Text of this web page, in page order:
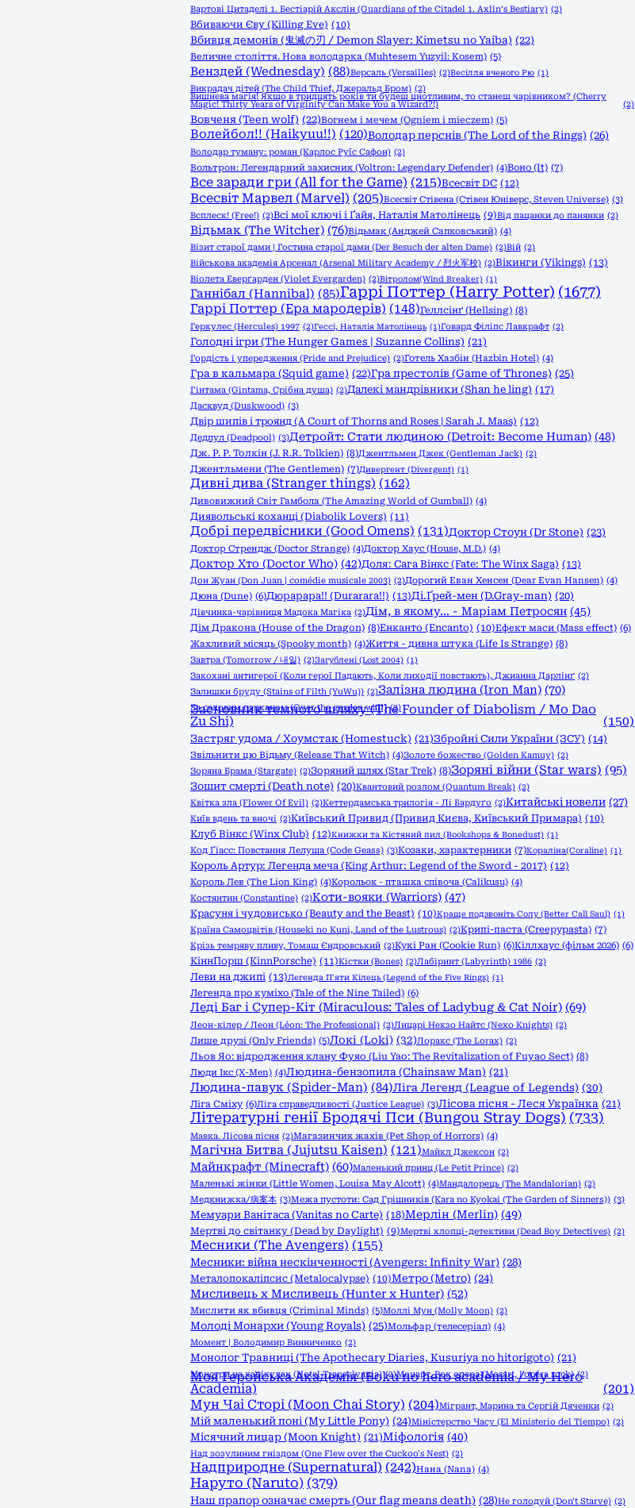
Вартові Цитаделі 1. Бестіарій Акслін (Guardians of the Citadel 1. Axlin’s Bestiary) (2)
Вбиваючи Єву (Killing Eve) (10)
Вбивця демонів (鬼滅の刃 / Demon Slayer: Kimetsu no Yaiba) (22)
Величне століття. Нова володарка (Muhtesem Yuzyil: Kosem) (5)
Венздей (Wednesday) (88)Версаль (Versailles) (2)Весілля вченого Рю (1)
Викрадач дітей (The Child Thief, Джеральд Бром) (2)
Вишнева магія! Якщо в тридцять років ти будеш цнотливим, то станеш чарівником? (Cherry
Magic! Thirty Years of Virginity Can Make You a Wizard?!) (2)
Вовченя (Teen wolf) (22)Вогнем і мечем (Ogniem i mieczem) (5)
Волейбол!! (Haikyuu!!) (120)Володар перснів (The Lord of the Rings) (26)
Володар туману: роман (Карлос Руїс Сафон) (2)
Вольтрон: Легендарний захисник (Voltron: Legendary Defender) (4)Воно (It) (7)
Все заради гри (All for the Game) (215)Всесвіт DC (12)
Всесвіт Марвел (Marvel) (205)Всесвіт Стівена (Стівен Юніверс, Steven Universe) (3)
Всплеск! (Free!) (2)Всі мої ключі і Ґайя, Наталія Матолінець (9)Від пацанки до панянки (2)
Відьмак (The Witcher) (76)Відьмак (Анджей Сапковський) (4)
Візит старої дами | Гостина старої дами (Der Besuch der alten Dame) (2)Вій (2)
Військова академія Арсенал (Arsenal Military Academy / 烈火军校) (2)Вікинги (Vikings) (13)
Віолета Еверґарден (Violet Evergarden) (2)Вітролом(Wind Breaker) (1)
Ганнібал (Hannibal) (85)Гаррі Поттер (Harry Potter) (1677)
Гаррі Поттер (Ера мародерів) (148)Геллсінґ (Hellsing) (8)
Геркулес (Hercules) 1997 (2)Гессі, Наталія Матолінець (1)Говард Філіпс Лавкрафт (2)
Голодні ігри (The Hunger Games | Suzanne Collins) (21)
Гордість і упередження (Pride and Prejudice) (2)Готель Хазбін (Hazbin Hotel) (4)
Гра в кальмара (Squid game) (22)Гра престолів (Game of Thrones) (25)
Гінтама (Gintama, Срібна душа) (2)Далекі мандрівники (Shan he ling) (17)
Дасквуд (Duskwood) (3)
Двір шипів і троянд (A Court of Thorns and Roses | Sarah J. Maas) (12)
Дедпул (Deadpool) (3)Детройт: Стати людиною (Detroit: Become Human) (48)
Дж. Р. Р. Толкін (J. R.R. Tolkien) (8)Джентльмен Джек (Gentleman Jack) (2)
Джентльмени (The Gentlemen) (7)Дивергент (Divergent) (1)
Дивні дива (Stranger things) (162)
Дивовижний Світ Гамбола (The Amazing World of Gumball) (4)
Диявольські коханці (Diabolik Lovers) (11)
Добрі передвісники (Good Omens) (131)Доктор Стоун (Dr Stone) (23)
Доктор Стрендж (Doctor Strange) (4)Доктор Хаус (House, M.D.) (4)
Доктор Хто (Doctor Who) (42)Доля: Сага Вінкс (Fate: The Winx Saga) (13)
Дон Жуан (Don Juan | comédie musicale 2003) (2)Дорогий Еван Хенсен (Dear Evan Hansen) (4)
Дюна (Dune) (6)Дюрарара!! (Durarara!!) (13)Ді.Ґрей-мен (D.Gray-man) (20)
Дівчинка-чарівниця Мадока Магіка (2)Дім, в якому… - Маріам Петросян (45)
Дім Дракона (House of the Dragon) (8)Енканто (Encanto) (10)Ефект маси (Mass effect) (6)
Жахливий місяць (Spooky month) (4)Життя - дивна штука (Life Is Strange) (8)
Завтра (Tomorrow / 내일) (2)Загублені (Lost 2004) (1)
Закохані антигерої (Коли герої Падають, Коли лиходії повстають), Джианна Дарлінґ (2)
Залишки бруду (Stains of Filth (YuWu)) (2)Залізна людина (Iron Man) (70)
За садовим парканом (Over the garden wall) (2)
Засновник темного шляху (The Founder of Diabolism / Mo Dao
Zu Shi)
(150)
Застряг удома / Хоумстак (Homestuck) (21)Збройні Сили України (ЗСУ) (14)
Звільнити цю Відьму (Release That Witch) (4)Золоте божество (Golden Kamuy) (2)
Зоряна Брама (Stargate) (2)Зоряний шлях (Star Trek) (8)Зоряні війни (Star wars) (95)
Зошит смерті (Death note) (20)Квантовий розлом (Quantum Break) (2)
Квітка зла (Flower Of Evil) (2)Кеттердамська трилогія - Лі Бардуґо (2)Китайські новели (27)
Київ вдень та вночі (2)Київський Привид (Привид Києва, Київський Примара) (10)
Клуб Вінкс (Winx Club) (12)Книжки та Кістяний пил (Bookshops & Bonedust) (1)
Код Ґіасс: Повстання Лелуша (Code Geass) (3)Козаки, характерники (7)Кораліна(Coraline) (1)
Король Артур: Легенда меча (King Arthur: Legend of the Sword - 2017) (12)
Король Лев (The Lion King) (4)Корольок - пташка співоча (Calikusu) (4)
Костянтин (Constantine) (2)Коти-вояки (Warriors) (47)
Красуня і чудовисько (Beauty and the Beast) (10)Краще подзвоніть Солу (Better Call Saul) (1)
Країна Самоцвітів (Houseki no Kuni, Land of the Lustrous) (2)Крипі-паста (Creepypasta) (7)
Крізь темряву пливу, Томаш Єндровський (2)Кукі Ран (Cookie Run) (6)Кіллхаус (фільм 2026) (6)
КіннПорш (KinnPorsche) (11)Кістки (Bones) (2)Лабіринт (Labyrinth) 1986 (2)
Леви на джипі (13)Легенда П'яти Кілець (Legend of the Five Rings) (1)
Легенда про куміхо (Tale of the Nine Tailed) (6)
Леді Баг і Супер-Кіт (Miraculous: Tales of Ladybug & Cat Noir) (69)
Леон-кілер / Леон (Léon: The Professional) (2)Лицарі Некзо Найтс (Nexo Knights) (2)
Лише друзі (Only Friends) (5)Локі (Loki) (32)Лоракс (The Lorax) (2)
Льов Яо: відродження клану Фуяо (Liu Yao: The Revitalization of Fuyao Sect) (8)
Люди Ікс (X-Men) (4)Людина-бензопила (Chainsaw Man) (21)
Людина-павук (Spider-Man) (84)Ліга Легенд (League of Legends) (30)
Ліга Сміху (6)Ліга справедливості (Justice League) (3)Лісова пісня - Леся Українка (21)
Літературні генії Бродячі Пси (Bungou Stray Dogs) (733)
Мавка. Лісова пісня (2)Магазинчик жахів (Pet Shop of Horrors) (4)
Магічна Битва (Jujutsu Kaisen) (121)Майкл Джексон (2)
Майнкрафт (Minecraft) (60)Маленький принц (Le Petit Prince) (2)
Маленькі жінки (Little Women, Louisa May Alcott) (4)Мандалорець (The Mandalorian) (2)
Медкнижка/病案本 (3)Межа пустоти: Сад Грішників (Kara no Kyokai (The Garden of Sinners)) (3)
Мемуари Ванітаса (Vanitas no Carte) (18)Мерлін (Merlin) (49)
Мертві до світанку (Dead by Daylight) (9)Мертві хлопці-детективи (Dead Boy Detectives) (2)
Месники (The Avengers) (155)
Месники: війна нескінченності (Avengers: Infinity War) (28)
Металопокаліпсис (Metalocalypse) (10)Метро (Metro) (24)
Мисливець х Мисливець (Hunter x Hunter) (52)
Мислити як вбивця (Criminal Minds) (5)Моллі Мун (Molly Moon) (2)
Молоді Монархи (Young Royals) (25)Мольфар (телесеріал) (4)
Момент | Володимир Винниченко (2)
Монолог Травниці (The Apothecary Diaries, Kusuriya no hitorigoto) (21)
Монстри на канікулах (Hotel Transylvania) (2)Моцарт. Рок опера (Mozart, l'opéra rock) (2)
Моя Геройська Академія (Boku no hero academia / My Hero
Academia)
(201)
Мун Чаі Сторі (Moon Chai Story) (204)Мігрант, Марина та Сергій Дяченки (2)
Мій маленький поні (My Little Pony) (24)Міністерство Часу (El Ministerio del Tiempo) (2)
Місячний лицар (Moon Knight) (21)Міфологія (40)
Над зозулиним гніздом (One Flew over the Cuckoo's Nest) (2)
Надприродне (Supernatural) (242)Нана (Nana) (4)
Наруто (Naruto) (379)
Наш прапор означає смерть (Our flag means death) (28)Не голодуй (Don't Starve) (2)